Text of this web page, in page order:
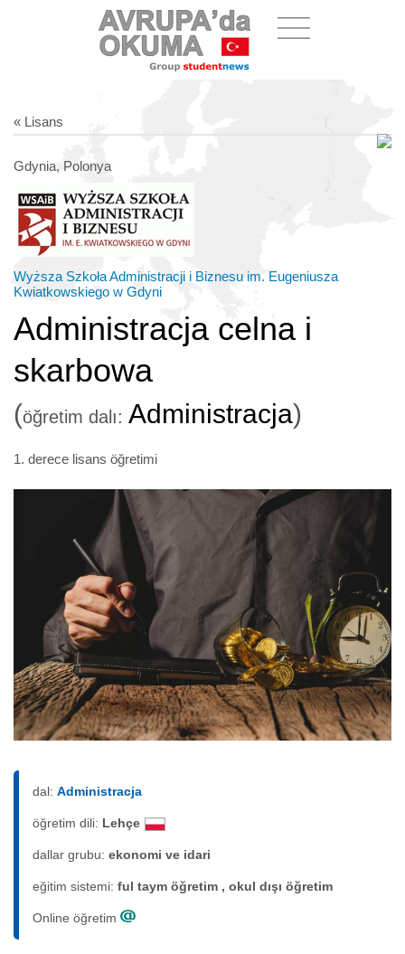
« Lisans
Gdynia, Polonya
Wyższa Szkoła Administracji i Biznesu im. Eugeniusza
Kwiatkowskiego w Gdyni
Administracja celna i
skarbowa
(öğretim dalı: Administracja)
1. derece lisans öğretimi
dal: Administracja
öğretim dili: Lehçe
dallar grubu: ekonomi ve idari
eğitim sistemi: ful taym öğretim , okul dışı öğretim
Online öğretim